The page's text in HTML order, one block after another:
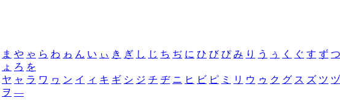
ま や ゃ ら わ ゎ ん い ぃ き ぎ し じ ち ぢ に ひ び ぴ み り う ぅ く ぐ す ず つ
ょ ろ を
ヤ ャ ラ ワ ヮ ン イ ィ キ ギ シ ジ チ ヂ ニ ヒ ビ ピ ミ リ ウ ゥ ク グ ス ズ ツ ヅ
ヲ ―